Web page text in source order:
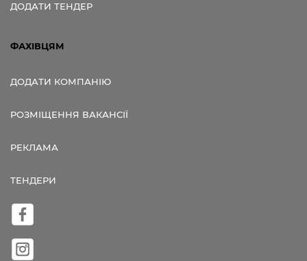
ДОДАТИ ТЕНДЕР
ФАХІВЦЯМ
ДОДАТИ КОМПАНІЮ
РОЗМІЩЕННЯ ВАКАНСІЇ
РЕКЛАМА
ТЕНДЕРИ